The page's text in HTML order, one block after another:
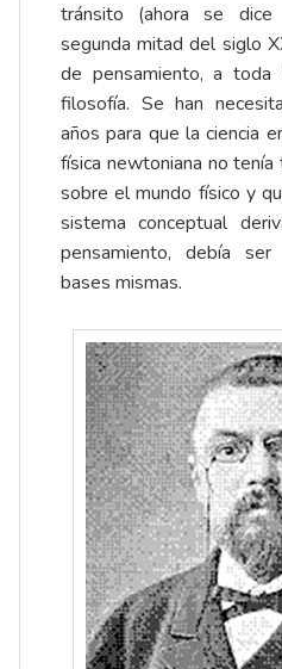
tránsito (ahora se dice
segunda mitad del siglo
de pensamiento, a
filosofía. Se han
años para que la ciencia
física newtoniana no
sobre el mundo físico y
sistema conceptual
pensamiento, debía
bases mismas.